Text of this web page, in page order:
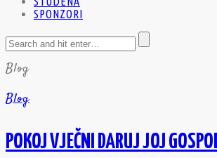
SPONZORI
Blog
Blog
POKOJ VJEČNI DARUJ JOJ